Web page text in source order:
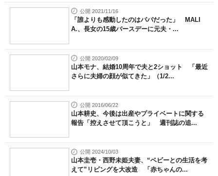
公開 2021/11/16
「誰よりも感動したのはパパだった」 MALI
A.、長女の15歳バースデーに元夫・...
公開 2020/02/09
山本モナ、結婚10周年で夫と2ショット 「最近
さらに夫婦の顔が似てきた」（1/2...
公開 2016/06/22
山本耕史、今後は出産やプライベートに関する
報告「控えさせて頂こうと」 週刊誌の追...
公開 2024/10/03
山本圭壱・西野未姫夫妻、“ベビーとの生活を考
えて”リビングを大改造 「赤ちゃんの...